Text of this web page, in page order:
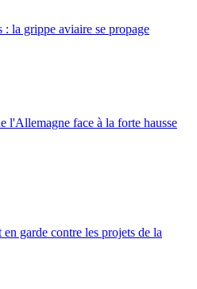
: la grippe aviaire se propage
l'Allemagne face à la forte hausse
garde contre les projets de la